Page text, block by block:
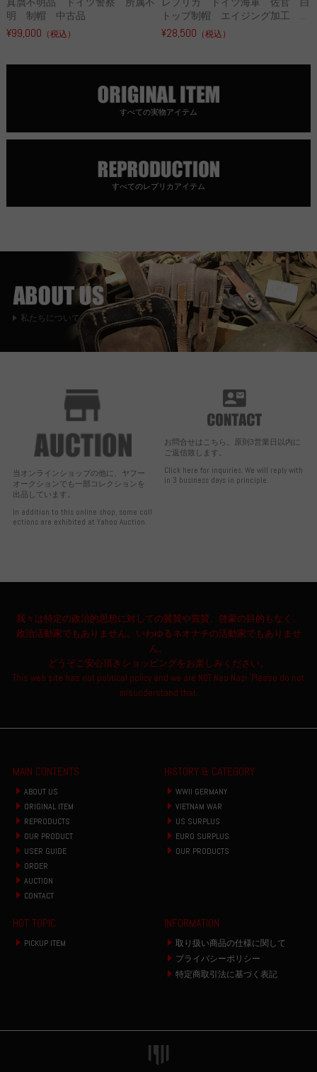
明 制帽 中古品
¥99,000 （税込）
トップ制帽 エイジング加工 ...
¥28,500 （税込）
すべての実物アイテム
すべてのレプリカアイテム
私たちについて
当オンラインショップの他に、ヤフー
オークションでも一部コレクションを
出品しています。
In addition to this online shop, some coll
ections are exhibited at Yahoo Auction.
お問合せはこちら。原則3営業日以内に
ご返信致します。
Click here for inquiries. We will reply with
in 3 business days in principle.
我々は特定の政治的思想に対しての翼賛や賞賛、啓蒙の目的もなく、
政治活動家でもありません。いわゆるネオナチの活動家でもありませ
ん。
どうぞご安心頂きショッピングをお楽しみください。
This web site has not political policy and we are NOT Neo Nazi. Please do not
misunderstand that.
MAIN CONTENTS
ABOUT US
ORIGINAL ITEM
REPRODUCTS
OUR PRODUCT
USER GUIDE
ORDER
AUCTION
CONTACT
HISTORY & CATEGORY
WWII GERMANY
VIETNAM WAR
US SURPLUS
EURO SURPLUS
OUR PRODUCTS
HOT TOPIC
PICKUP ITEM
INFORMATION
取り扱い商品の仕様に関して
プライバシーポリシー
特定商取引法に基づく表記